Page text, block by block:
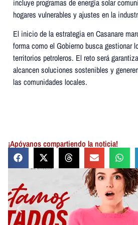
incluye programas de energía solar
hogares vulnerables y ajustes en la
El inicio de la estrategia en Casanare
forma como el Gobierno busca gestionar
territorios petroleros. El reto será
alcancen soluciones sostenibles y
las comunidades locales.
¡Apóyanos compartiendo la noticia!